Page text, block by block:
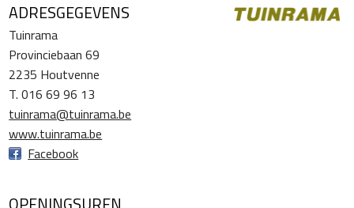
ADRESGEGEVENS
Tuinrama
Provinciebaan 69
2235 Houtvenne
T. 016 69 96 13
tuinrama@tuinrama.be
www.tuinrama.be
Facebook